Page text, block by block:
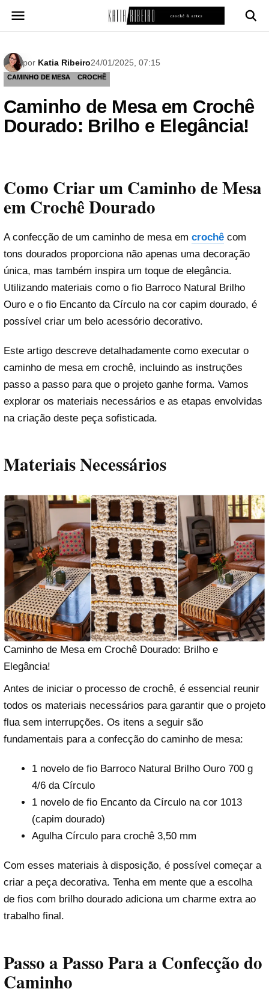
para
por Katia Ribeiro24/01/2025, 07:15
CAMINHO DE MESA CROCHÊ
Caminho de Mesa em Crochê
Dourado: Brilho e Elegância!
Como Criar um Caminho de Mesa
em Crochê Dourado
A confecção de um caminho de mesa em crochê com
tons dourados proporciona não apenas uma decoração
única, mas também inspira um toque de elegância.
Utilizando materiais como o fio Barroco Natural Brilho
Ouro e o fio Encanto da Círculo na cor capim dourado, é
possível criar um belo acessório decorativo.
Este artigo descreve detalhadamente como executar o
caminho de mesa em crochê, incluindo as instruções
passo a passo para que o projeto ganhe forma. Vamos
explorar os materiais necessários e as etapas envolvidas
na criação deste peça sofisticada.
Materiais Necessários
Caminho de Mesa em Crochê Dourado: Brilho e
Elegância!
Antes de iniciar o processo de crochê, é essencial reunir
todos os materiais necessários para garantir que o projeto
flua sem interrupções. Os itens a seguir são
fundamentais para a confecção do caminho de mesa:
1 novelo de fio Barroco Natural Brilho Ouro 700 g
4/6 da Círculo
1 novelo de fio Encanto da Círculo na cor 1013
(capim dourado)
Agulha Círculo para crochê 3,50 mm
Com esses materiais à disposição, é possível começar a
criar a peça decorativa. Tenha em mente que a escolha
de fios com brilho dourado adiciona um charme extra ao
trabalho final.
Passo a Passo Para a Confecção do
Caminho